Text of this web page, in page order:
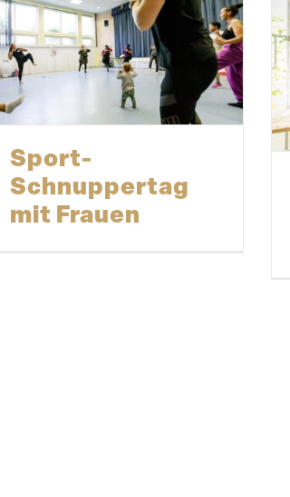
Sport-
Schnuppertag
mit Frauen